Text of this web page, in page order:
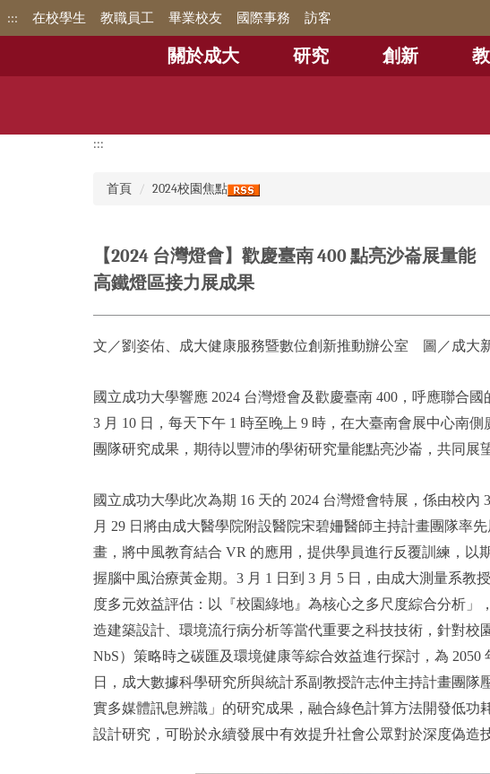
跳
::: 在校學生 教職員工 畢業校友 國際事務 訪客
關於成大 研究 創新
:::
首頁 2024校園焦點
【2024 台灣燈會】歡慶臺南 400 點亮沙崙展量
高鐵燈區接力展成果
文／劉姿佑、成大健康服務暨數位創新推動辦公室 圖／成大
國立成功大學響應 2024 台灣燈會及歡慶臺南 400，呼應聯合
3 月 10 日，每天下午 1 時至晚上 9 時，在大臺南會展中心南
團隊研究成果，期待以豐沛的學術研究量能點亮沙崙，共同展
國立成功大學此次為期 16 天的 2024 台灣燈會特展，係由校
月 29 日將由成大醫學院附設醫院宋碧姍醫師主持計畫團隊率
畫，將中風教育結合 VR 的應用，提供學員進行反覆訓練，
握腦中風治療黃金期。3 月 1 日到 3 月 5 日，由成大測量系
度多元效益評估：以『校園綠地』為核心之多尺度綜合分析
造建築設計、環境流行病分析等當代重要之科技技術，針對校
NbS）策略時之碳匯及環境健康等綜合效益進行探討，為
日，成大數據科學研究所與統計系副教授許志仲主持計畫團
實多媒體訊息辨識」的研究成果，融合綠色計算方法開發低
設計研究，可盼於永續發展中有效提升社會公眾對於深度偽造